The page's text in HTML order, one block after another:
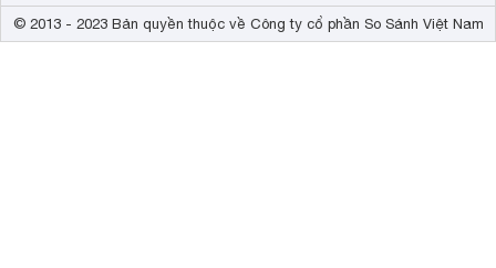
© 2013 - 2023 Bản quyền thuộc về Công ty cổ phần So Sánh Việt Nam